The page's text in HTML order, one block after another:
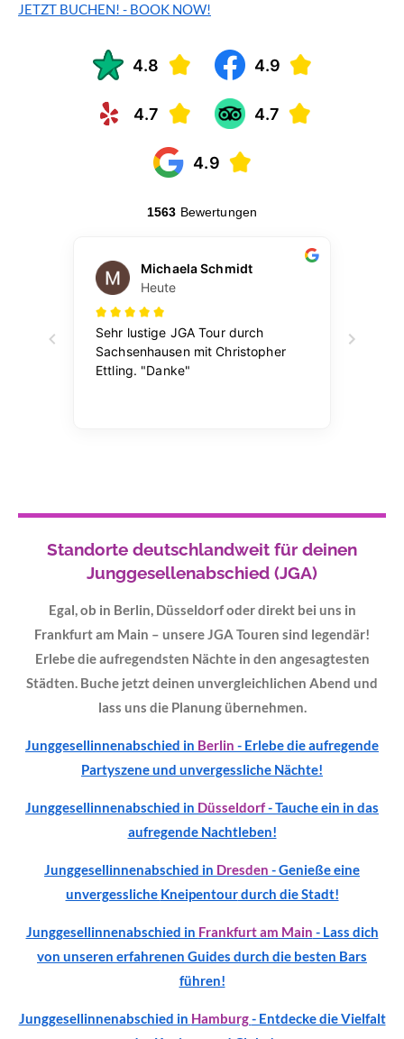
JETZT BUCHEN! - BOOK NOW!
Standorte deutschlandweit für deinen
Junggesellenabschied (JGA)
Egal, ob in Berlin, Düsseldorf oder direkt bei uns in
Frankfurt am Main – unsere JGA Touren sind legendär!
Erlebe die aufregendsten Nächte in den angesagtesten
Städten. Buche jetzt deinen unvergleichlichen Abend und
lass uns die Planung übernehmen.
Junggesellinnenabschied in Berlin - Erlebe die aufregende
Partyszene und unvergessliche Nächte!
Junggesellinnenabschied in Düsseldorf- Tauche ein in das
aufregende Nachtleben!
Junggesellinnenabschied in Dresden - Genieße eine
unvergessliche Kneipentourdurch die Stadt!
Junggesellinnenabschied in Frankfurt am Main - Lass dich
von unseren erfahrenen Guides durch die besten Bars
führen!
Junggesellinnenabschied in Hamburg- Entdecke die Vielfalt